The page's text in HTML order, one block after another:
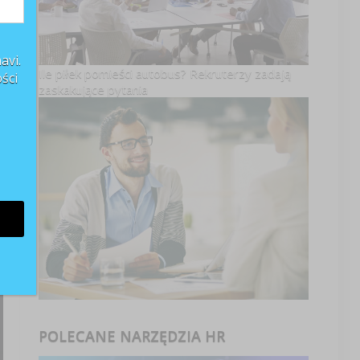
Ile piłek pomieści autobus? Rekruterzy zadają
zaskakujące pytania
POLECANE NARZĘDZIA HR